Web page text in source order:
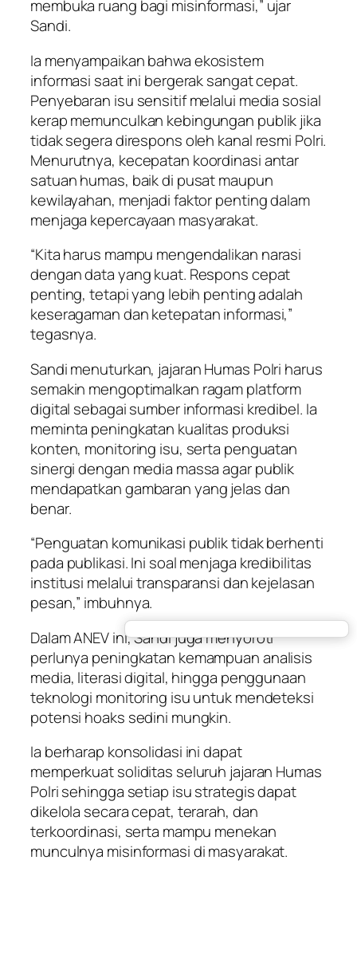
membuka ruang bagi misinformasi,” ujar
Sandi.
Ia menyampaikan bahwa ekosistem
informasi saat ini bergerak sangat cepat.
Penyebaran isu sensitif melalui media sosial
kerap memunculkan kebingungan publik jika
tidak segera direspons oleh kanal resmi Polri.
Menurutnya, kecepatan koordinasi antar
satuan humas, baik di pusat maupun
kewilayahan, menjadi faktor penting dalam
menjaga kepercayaan masyarakat.
“Kita harus mampu mengendalikan narasi
dengan data yang kuat. Respons cepat
penting, tetapi yang lebih penting adalah
keseragaman dan ketepatan informasi,”
tegasnya.
Sandi menuturkan, jajaran Humas Polri harus
semakin mengoptimalkan ragam platform
digital sebagai sumber informasi kredibel. Ia
meminta peningkatan kualitas produksi
konten, monitoring isu, serta penguatan
sinergi dengan media massa agar publik
mendapatkan gambaran yang jelas dan
benar.
“Penguatan komunikasi publik tidak berhenti
pada publikasi. Ini soal menjaga kredibilitas
institusi melalui transparansi dan kejelasan
pesan,” imbuhnya.
Dalam ANEV ini, Sandi juga menyoroti
perlunya peningkatan kemampuan analisis
media, literasi digital, hingga penggunaan
teknologi monitoring isu untuk mendeteksi
potensi hoaks sedini mungkin.
Ia berharap konsolidasi ini dapat
memperkuat soliditas seluruh jajaran Humas
Polri sehingga setiap isu strategis dapat
dikelola secara cepat, terarah, dan
terkoordinasi, serta mampu menekan
munculnya misinformasi di masyarakat.